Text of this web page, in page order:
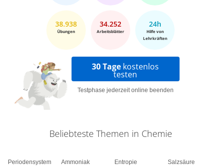
38.938
Übungen
34.252
Arbeitsblätter
24h
Hilfe von
Lehrkräften
30 Tage kostenlos
testen
Testphase jederzeit online beenden
Beliebteste Themen in Chemie
Periodensystem
Ammoniak
Entropie
Salzsäure